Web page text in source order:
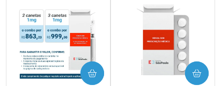
COMPRAR COMPRAR